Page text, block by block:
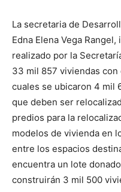
La secretaria de
Edna Elena Vega
realizado por la
33 mil 857 viviendas
cuales se ubicaron 4 mil
que deben ser
predios para la
modelos de vivienda en
entre los espacios
encuentra un lote
construirán 3 mil 500